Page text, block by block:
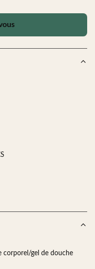
corporel/gel de douche